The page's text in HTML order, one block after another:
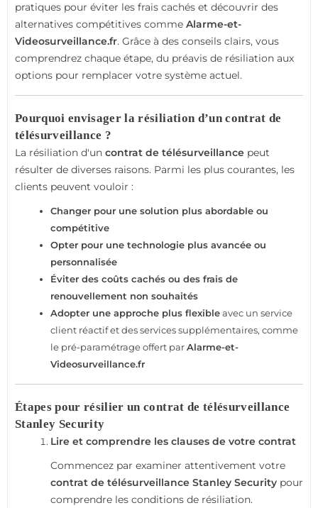
pratiques pour éviter les frais cachés et découvrir des
alternatives compétitives comme Alarme-et-
Videosurveillance.fr. Grâce à des conseils clairs, vous
comprendrez chaque étape, du préavis de résiliation aux
options pour remplacer votre système actuel.
Pourquoi envisager la résiliation d’un contrat de
télésurveillance ?
La résiliation d'un contrat de télésurveillance peut
résulter de diverses raisons. Parmi les plus courantes, les
clients peuvent vouloir :
Changer pour une solution plus abordable ou
compétitive
Opter pour une technologie plus avancée ou
personnalisée
Éviter des coûts cachés ou des frais de
renouvellement non souhaités
Adopter une approche plus flexibleavec un service
client réactif et des services supplémentaires, comme
le pré-paramétrage offert parAlarme-et-
Videosurveillance.fr
Étapes pour résilier un contrat de télésurveillance
Stanley Security
Lire et comprendre les clauses de votre contrat
Commencez par examiner attentivement votre
contrat de télésurveillance Stanley Security pour
comprendre les conditions de résiliation.